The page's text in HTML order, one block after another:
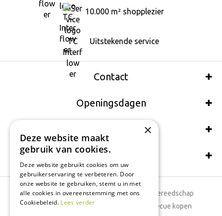
10.000 m² shopplezier
Uitstekende service
Contact
Openingsdagen
Wij accepteren ook:
Schrijf een recensie
Tuincentrum
Dierenwinkel
Tuingereedschap
Barbecue kopen
×
Deze website maakt
gebruik van cookies.
Deze website gebruikt cookies om uw
gebruikerservaring te verbeteren. Door
onze website te gebruiken, stemt u in met
alle cookies in overeenstemming met ons
Cookiebeleid. Lees verder